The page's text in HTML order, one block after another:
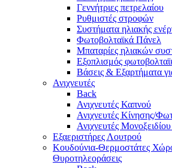
Γεννήτριες πετρελαίου
Ρυθμιστές στροφών
Συστήματα ηλιακής
Φωτοβολταϊκά Πάνελ
Μπαταρίες ηλιακών
Εξοπλισμός
Βάσεις & Εξαρτήματα
Ανιχνευτές
Back
Ανιχνευτές Καπνού
Ανιχνευτές Κίνησης/
Ανιχνευτές
Εξαεριστήρες Λουτρού
Κουδούνια-Θερμοστάτες
Θυροτηλεοράσεις